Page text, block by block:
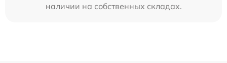
наличии на собственных складах.